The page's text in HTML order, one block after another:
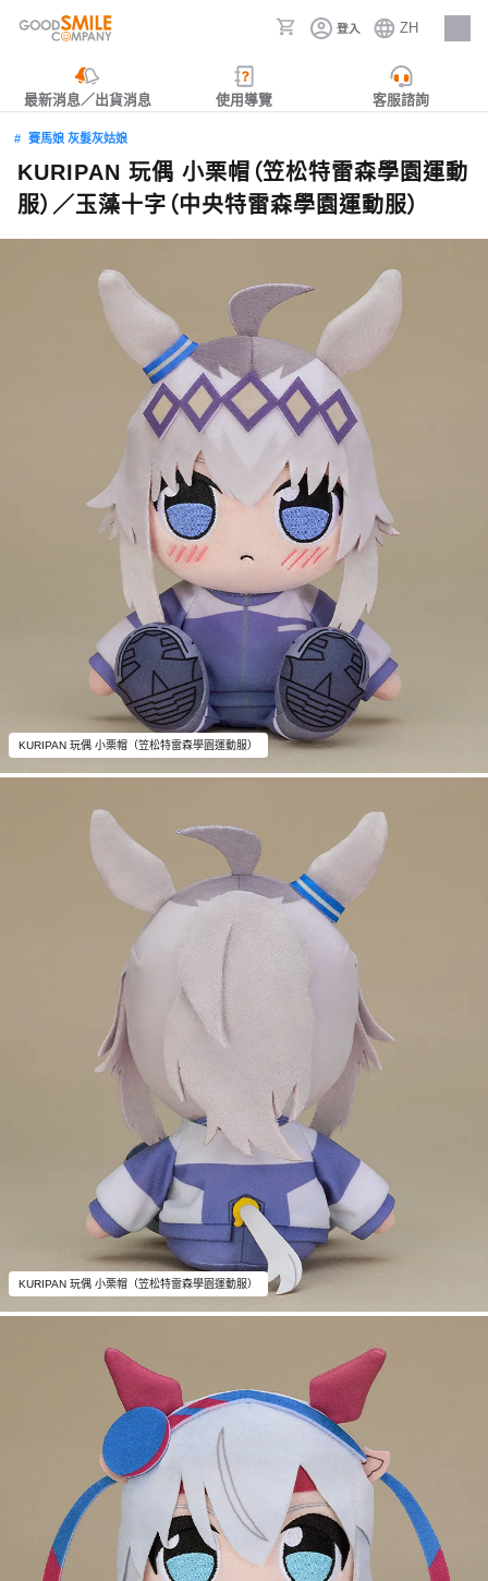
登入 ZH
人才招募
最新消息／出貨消息 使用導覽 客服諮詢
賽馬娘 灰髮灰姑娘
KURIPAN 玩偶 小栗帽（笠松特雷森學園運動
服）／玉藻十字（中央特雷森學園運動服）
KURIPAN 玩偶 小栗帽（笠松特雷森學園運動服）
KURIPAN 玩偶 小栗帽（笠松特雷森學園運動服）